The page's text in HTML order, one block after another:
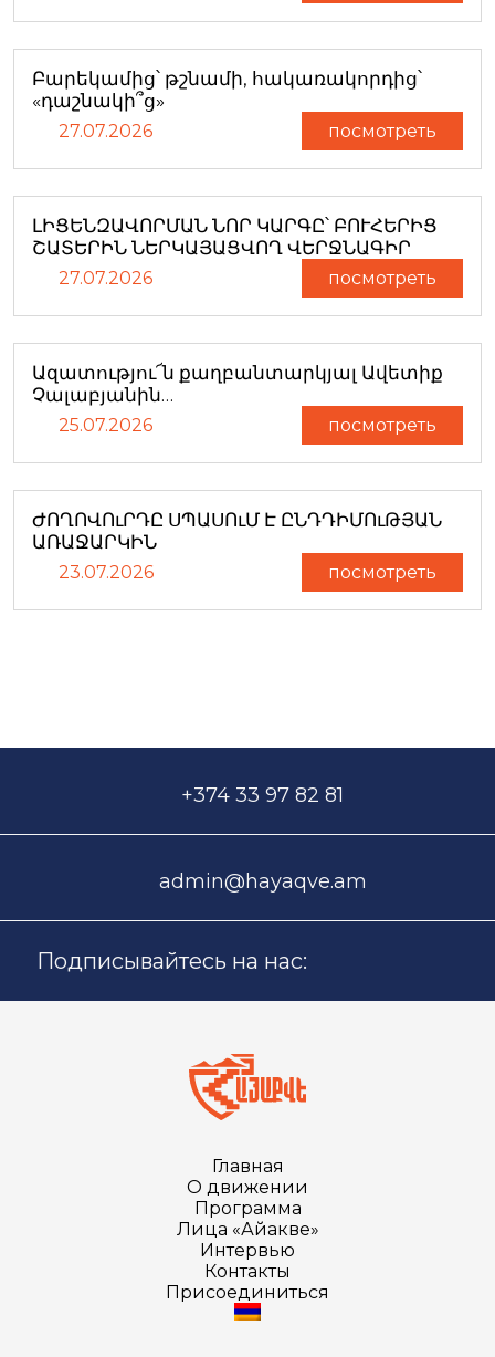
Բարեկամից՝ թշնամի, հակառակորդից՝
«դաշնակի՞ց»
27.07.2026 посмотреть
ԼԻՑԵՆԶԱՎՈՐՄԱՆ ՆՈՐ ԿԱՐԳԸ՝ ԲՈՒՀԵՐԻՑ
ՇԱՏԵՐԻՆ ՆԵՐԿԱՅԱՑՎՈՂ ՎԵՐՋՆԱԳԻՐ
27.07.2026 посмотреть
Ազատությու՜ն քաղբանտարկյալ Ավետիք
Չալաբյանին…
25.07.2026 посмотреть
ԺՈՂՈՎՈւՐԴԸ ՍՊԱՍՈւՄ Է ԸՆԴԴԻՄՈւԹՅԱՆ
ԱՌԱՋԱՐԿԻՆ
23.07.2026 посмотреть
+374 33 97 82 81
admin@hayaqve.am
Подписывайтесь на нас:
Главная
О движении
Программа
Лица «Айакве»
Интервью
Контакты
Присоединиться